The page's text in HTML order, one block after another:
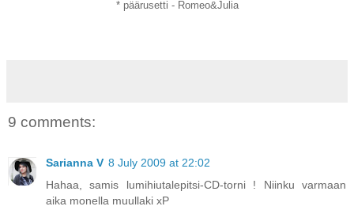
* päärusetti - Romeo&Julia
9 comments:
Sarianna V 8 July 2009 at 22:02
Hahaa, samis lumihiutalepitsi-CD-torni ! Niinku varmaan
aika monella muullaki xP